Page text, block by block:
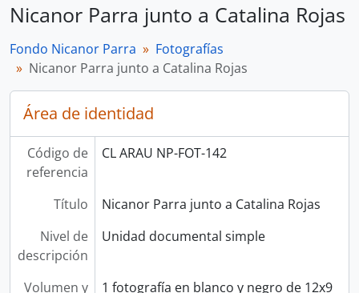
Nicanor Parra junto a Catalina Rojas
Fondo Nicanor Parra
Fotografías
Nicanor Parra junto a Catalina Rojas
Área de identidad
Código de
referencia
CL ARAU NP-FOT-142
Título
Nicanor Parra junto a Catalina Rojas
Nivel de
descripción
Unidad documental simple
Volumen y
1 fotografía en blanco y negro de 12x9